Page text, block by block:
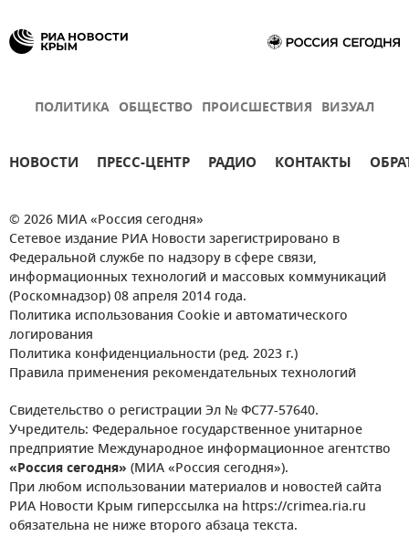
ПОЛИТИКА ОБЩЕСТВО ПРОИСШЕСТВИЯ ВИЗУАЛ
НОВОСТИ ПРЕСС-ЦЕНТР РАДИО КОНТАКТЫ
© 2026 МИА «Россия сегодня»
Сетевое издание РИА Новости зарегистрировано в
Федеральной службе по надзору в сфере связи,
информационных технологий и массовых коммуникаций
(Роскомнадзор) 08 апреля 2014 года.
Политика использования Cookie и автоматического
логирования
Политика конфиденциальности (ред. 2023 г.)
Правила применения рекомендательных технологий
Свидетельство о регистрации Эл № ФС77-57640.
Учредитель: Федеральное государственное унитарное
предприятие Международное информационное агентство
«Россия сегодня» (МИА «Россия сегодня»).
При любом использовании материалов и новостей сайта
РИА Новости Крым гиперссылка на https://crimea.ria.ru
обязательна не ниже второго абзаца текста.